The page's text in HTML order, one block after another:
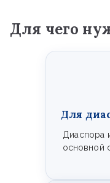
Для чего
Для
Диаспора
основной